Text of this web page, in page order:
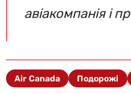
авіакомпанія і
Air Canada Подорожі